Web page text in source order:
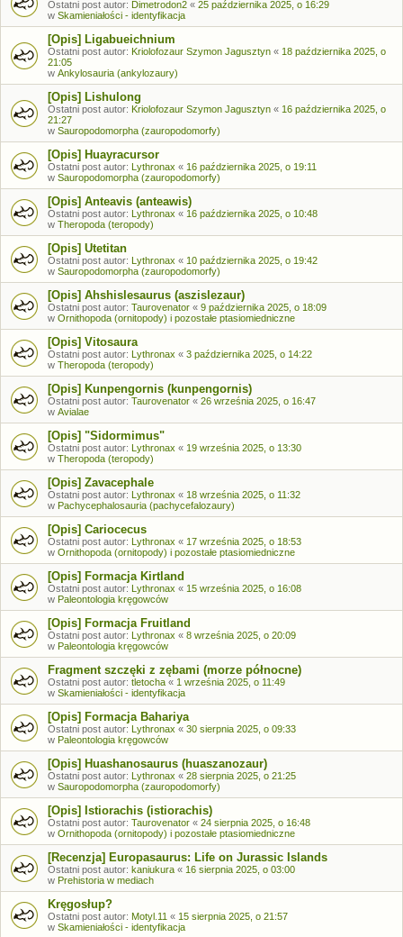
Ostatni post autor: Dimetrodon2 « 25 października 2025, o 16:29
w Skamieniałości - identyfikacja
[Opis] Ligabueichnium
Ostatni post autor: Kriolofozaur Szymon Jagusztyn « 18 października 2025, o
21:05
w Ankylosauria (ankylozaury)
[Opis] Lishulong
Ostatni post autor: Kriolofozaur Szymon Jagusztyn « 16 października 2025, o
21:27
w Sauropodomorpha (zauropodomorfy)
[Opis] Huayracursor
Ostatni post autor: Lythronax « 16 października 2025, o 19:11
w Sauropodomorpha (zauropodomorfy)
[Opis] Anteavis (anteawis)
Ostatni post autor: Lythronax « 16 października 2025, o 10:48
w Theropoda (teropody)
[Opis] Utetitan
Ostatni post autor: Lythronax « 10 października 2025, o 19:42
w Sauropodomorpha (zauropodomorfy)
[Opis] Ahshislesaurus (aszislezaur)
Ostatni post autor: Taurovenator « 9 października 2025, o 18:09
w Ornithopoda (ornitopody) i pozostałe ptasiomiedniczne
[Opis] Vitosaura
Ostatni post autor: Lythronax « 3 października 2025, o 14:22
w Theropoda (teropody)
[Opis] Kunpengornis (kunpengornis)
Ostatni post autor: Taurovenator « 26 września 2025, o 16:47
w Avialae
[Opis] "Sidormimus"
Ostatni post autor: Lythronax « 19 września 2025, o 13:30
w Theropoda (teropody)
[Opis] Zavacephale
Ostatni post autor: Lythronax « 18 września 2025, o 11:32
w Pachycephalosauria (pachycefalozaury)
[Opis] Cariocecus
Ostatni post autor: Lythronax « 17 września 2025, o 18:53
w Ornithopoda (ornitopody) i pozostałe ptasiomiedniczne
[Opis] Formacja Kirtland
Ostatni post autor: Lythronax « 15 września 2025, o 16:08
w Paleontologia kręgowców
[Opis] Formacja Fruitland
Ostatni post autor: Lythronax « 8 września 2025, o 20:09
w Paleontologia kręgowców
Fragment szczęki z zębami (morze północne)
Ostatni post autor: tletocha « 1 września 2025, o 11:49
w Skamieniałości - identyfikacja
[Opis] Formacja Bahariya
Ostatni post autor: Lythronax « 30 sierpnia 2025, o 09:33
w Paleontologia kręgowców
[Opis] Huashanosaurus (huaszanozaur)
Ostatni post autor: Lythronax « 28 sierpnia 2025, o 21:25
w Sauropodomorpha (zauropodomorfy)
[Opis] Istiorachis (istiorachis)
Ostatni post autor: Taurovenator « 24 sierpnia 2025, o 16:48
w Ornithopoda (ornitopody) i pozostałe ptasiomiedniczne
[Recenzja] Europasaurus: Life on Jurassic Islands
Ostatni post autor: kaniukura « 16 sierpnia 2025, o 03:00
w Prehistoria w mediach
Kręgosłup?
Ostatni post autor: Motyl.11 « 15 sierpnia 2025, o 21:57
w Skamieniałości - identyfikacja